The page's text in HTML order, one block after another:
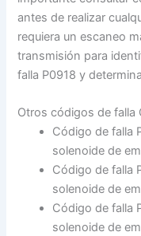
antes de realizar
requiera un escaneo
transmisión para
falla P0918 y
Otros códigos de falla
Código de falla
solenoide de
Código de falla
solenoide de
Código de falla
solenoide de